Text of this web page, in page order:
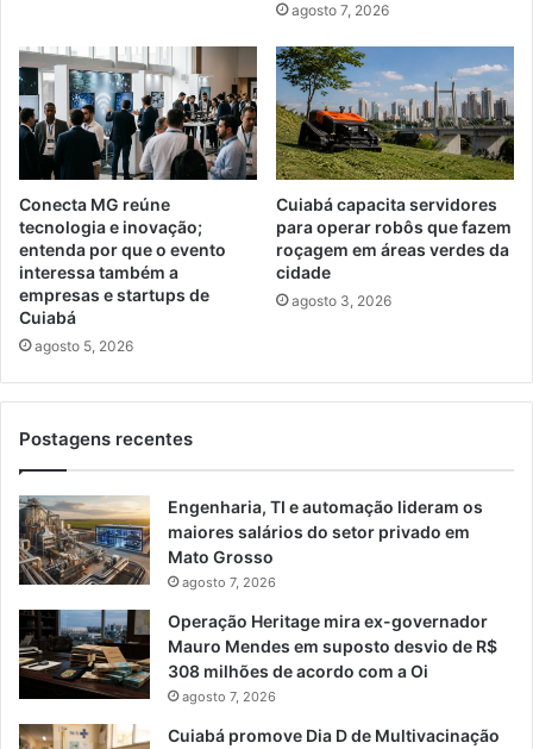
agosto 7, 2026
Conecta MG reúne
tecnologia e inovação;
entenda por que o evento
interessa também a
empresas e startups de
Cuiabá
agosto 5, 2026
Cuiabá capacita servidores
para operar robôs que fazem
roçagem em áreas verdes da
cidade
agosto 3, 2026
Postagens recentes
Engenharia, TI e automação lideram os
maiores salários do setor privado em
Mato Grosso
agosto 7, 2026
Operação Heritage mira ex-governador
Mauro Mendes em suposto desvio de R$
308 milhões de acordo com a Oi
agosto 7, 2026
Cuiabá promove Dia D de Multivacinação